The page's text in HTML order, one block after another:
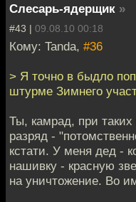
Слесарь-ядерщик »
#43 | 09.08.10 00:18
Кому: Tanda, #36
> Я точно в быдло
штурме Зимнего
Ты, камрад, при
разряд -
кстати. У меня дед -
нашивку - красную
на уничтожение. Во